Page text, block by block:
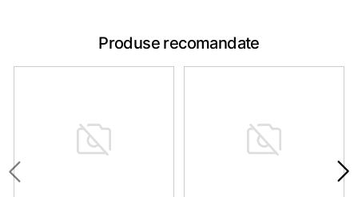
Produse recomandate